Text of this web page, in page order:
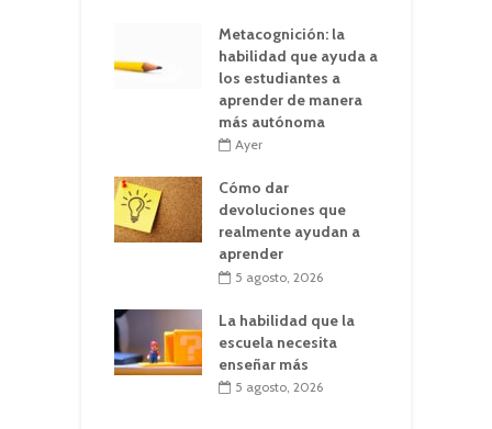
Metacognición: la
habilidad que ayuda a
los estudiantes a
aprender de manera
más autónoma
Ayer
Cómo dar
devoluciones que
realmente ayudan a
aprender
5 agosto, 2026
La habilidad que la
escuela necesita
enseñar más
5 agosto, 2026